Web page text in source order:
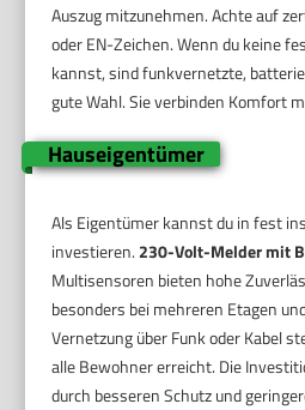
Auszug mitzunehmen. Achte auf
oder EN-Zeichen. Wenn du keine
kannst, sind funkvernetzte,
gute Wahl. Sie verbinden Komfort
Hauseigentümer
Als Eigentümer kannst du in fest
investieren. 230-Volt-Melder mit
Multisensoren bieten hohe
besonders bei mehreren Etagen
Vernetzung über Funk oder Kabel
alle Bewohner erreicht. Die
durch besseren Schutz und